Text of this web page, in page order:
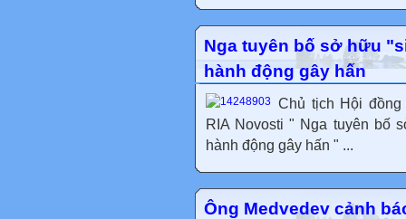
Nga tuyên bố sở hữu
hành động gây hấn
Chủ tịch Hội đồng
RIA Novosti " Nga tuyên bố
hành động gây hấn " ...
Ông Medvedev cảnh